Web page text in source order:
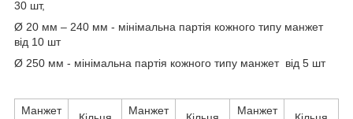
30 шт,
Ø 20 мм – 240 мм - мінімальна партія кожного типу манжет
від 10 шт
Ø 250 мм - мінімальна партія кожного типу манжет від 5 шт
Манжет
Манжет
Манжет